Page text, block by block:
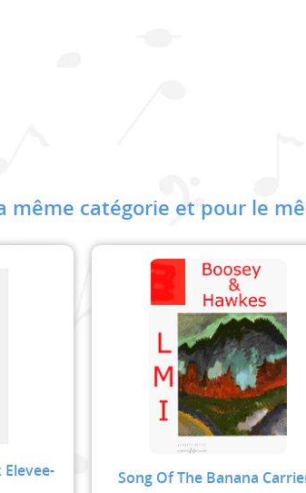
même catégorie et pour le
Song Of The Banana